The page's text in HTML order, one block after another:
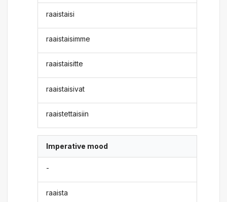
raaistaisi
raaistaisimme
raaistaisitte
raaistaisivat
raaistettaisiin
Imperative mood
-
raaista